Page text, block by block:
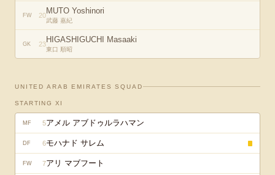
FW 20MUTO Yoshinori
武藤 嘉紀
GK 23HIGASHIGUCHI Masaaki
東口 順昭
UNITED ARAB EMIRATES SQUAD
STARTING XI
MF 5アメル アブドゥルラハマン
DF 6モハナド サレム
FW 7アリ マブフート